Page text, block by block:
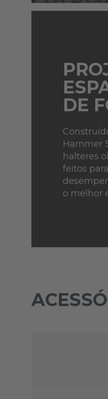
DE
Hammer
halteres
feitos
o melhor